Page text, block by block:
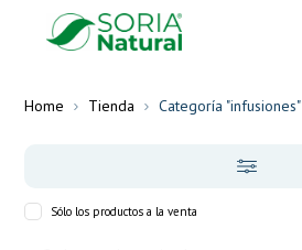
Home Tienda Categoría "infusiones"
Sólo los productos a la venta